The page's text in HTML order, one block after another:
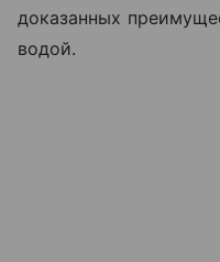
доказанных
водой.